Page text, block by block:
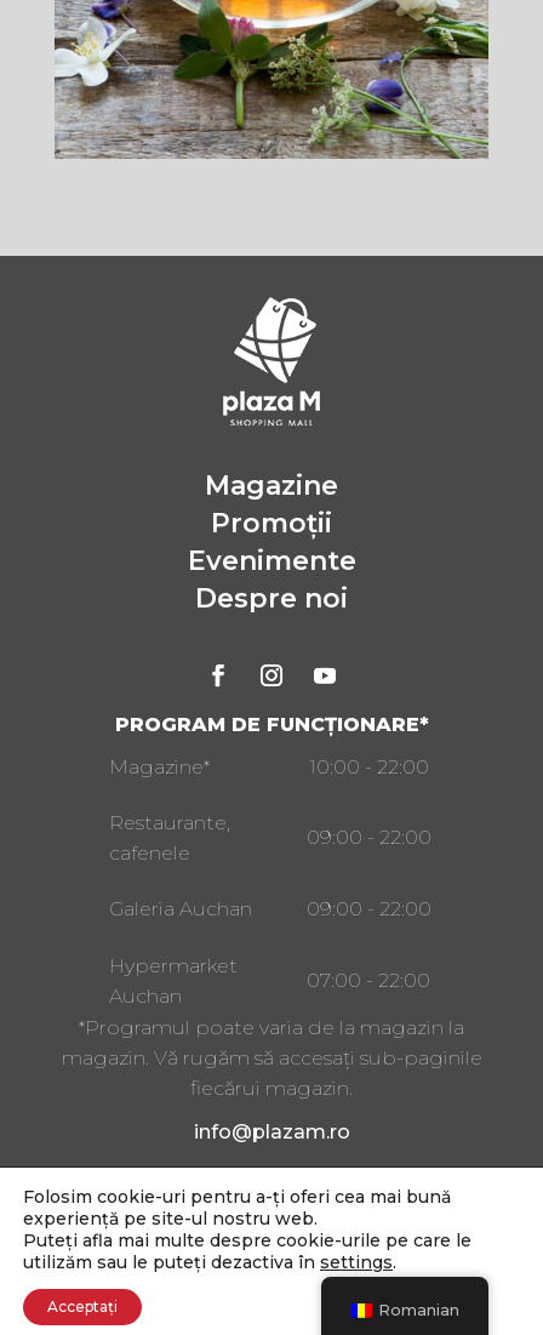
Magazine
Promoții
Evenimente
Despre noi
PROGRAM DE FUNCȚIONARE*
Magazine*
10:00 - 22:00
Restaurante,
cafenele
09:00 - 22:00
Galeria Auchan 09:00 - 22:00
Hypermarket
Auchan
07:00 - 22:00
*Programul poate varia de la magazin la
magazin. Vă rugăm să accesați sub-paginile
fiecărui magazin.
info@plazam.ro
Strada Gheorghe Doja 243,
Târgu Mureș 540228
Romanian
Folosim cookie-uri pentru a-ți oferi cea mai bună
experiență pe site-ul nostru web.
Puteți afla mai multe despre cookie-urile pe care le
utilizăm sau le puteți dezactiva în settings.
Acceptați